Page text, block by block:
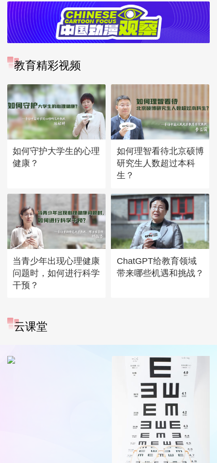
教育精彩视频
如何守护大学生的心理
健康？
如何理智看待北京硕博
研究生人数超过本科
生？
当青少年出现心理健康
问题时，如何进行科学
干预？
ChatGPT给教育领域
带来哪些机遇和挑战？
云课堂